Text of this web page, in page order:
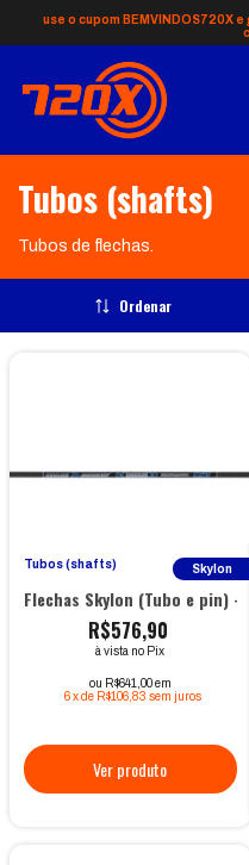
use o cupom BEMVINDOS720X
Tubos (shafts)
Tubos de flechas.
Ordenar
Tubos (shafts) Skylon
Flechas Skylon (Tubo e pin) -
R$576,90
à vista no Pix
ou R$641,00 em
6 xde R$106,83 sem juros